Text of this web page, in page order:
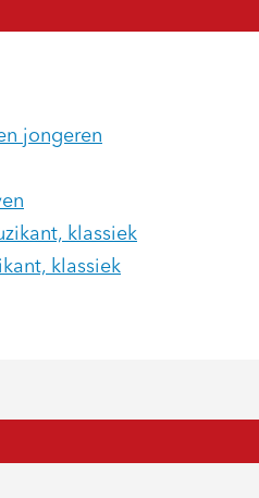
jongeren
klassiek
klassiek